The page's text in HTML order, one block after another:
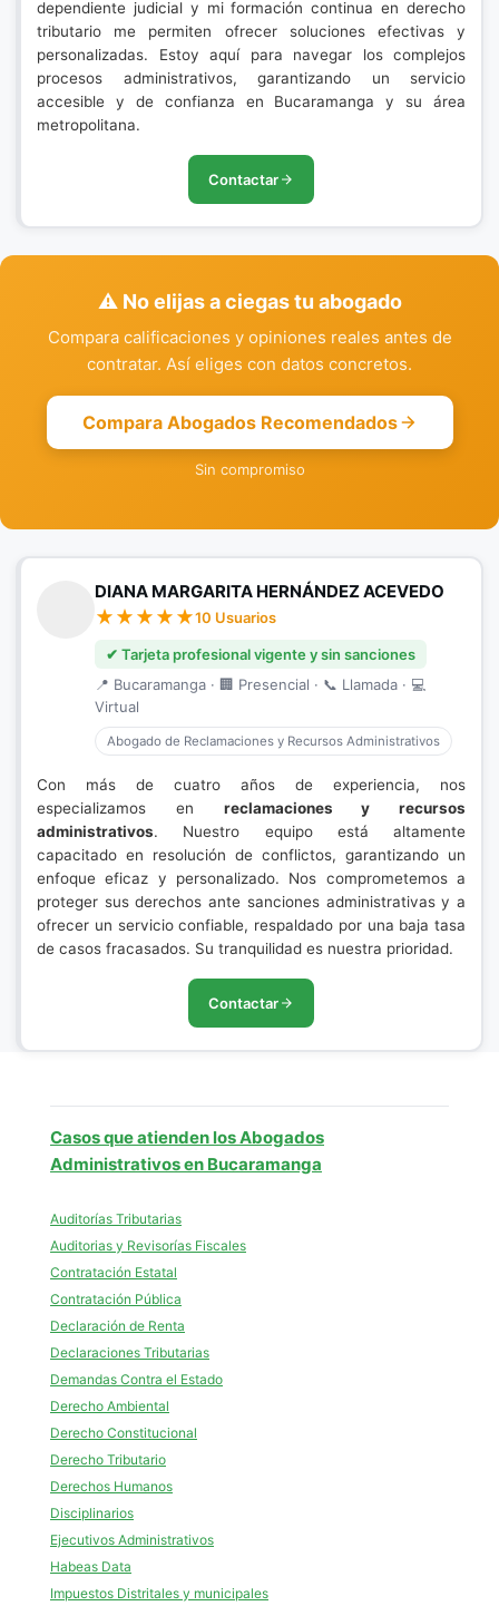
dependiente judicial y mi formación continua en derecho
tributario me permiten ofrecer soluciones efectivas y
personalizadas. Estoy aquí para navegar los complejos
procesos administrativos, garantizando un servicio
accesible y de confianza en Bucaramanga y su área
metropolitana.
Contactar
⚠️ No elijas a ciegas tu abogado
Compara calificaciones y opiniones reales antes de
contratar. Así eliges con datos concretos.
Compara Abogados Recomendados
Sin compromiso
DIANA MARGARITA HERNÁNDEZ ACEVEDO
10 Usuarios
✔ Tarjeta profesional vigente y sin sanciones
📍 Bucaramanga · 🏢 Presencial · 📞 Llamada · 💻
Virtual
Abogado de Reclamaciones y Recursos Administrativos
Con más de cuatro años de experiencia, nos
especializamos en reclamaciones y recursos
administrativos. Nuestro equipo está altamente
capacitado en resolución de conflictos, garantizando un
enfoque eficaz y personalizado. Nos comprometemos a
proteger sus derechos ante sanciones administrativas y a
ofrecer un servicio confiable, respaldado por una baja tasa
de casos fracasados. Su tranquilidad es nuestra prioridad.
Contactar
Casos que atienden los Abogados
Administrativos en Bucaramanga
Auditorías Tributarias
Auditorias y Revisorías Fiscales
Contratación Estatal
Contratación Pública
Declaración de Renta
Declaraciones Tributarias
Demandas Contra el Estado
Derecho Ambiental
Derecho Constitucional
Derecho Tributario
Derechos Humanos
Disciplinarios
Ejecutivos Administrativos
Habeas Data
Impuestos Distritales y municipales